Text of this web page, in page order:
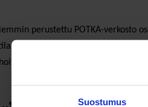
Suostumus
perustettu POTKA-verkosto
edustajat ja
käsittelyyn.